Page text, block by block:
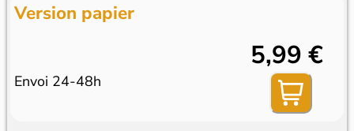
Version papier
Envoi 24-48h
5,99 €